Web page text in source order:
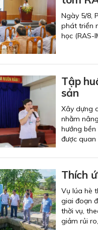
Ngày 5/8,
phát triển
học (RAS-
Tập
sản
Xây dựng
nhằm
hướng
được
Thích
Vụ lúa hè
giai đoạn
thời vụ,
giảm rủi